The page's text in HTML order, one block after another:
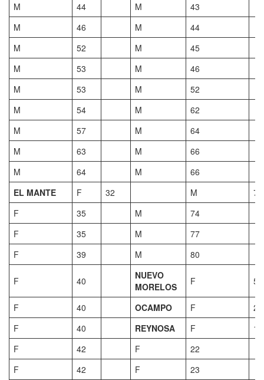
M
44 M
43
M
46 M
44
M
52 M
45
M
53 M
46
M
53 M
52
M
54 M
62
M
57 M
64
M
63 M
66
M
64 M
66
EL MANTE
F 32 M
73
F
35 M
74
F
35 M
77
F
39 M 80
F 40
NUEVO
MORELOS
F 58
F 40 OCAMPO F
25
F
40 REYNOSA F
18
F
42 F
22
F
42 F 23